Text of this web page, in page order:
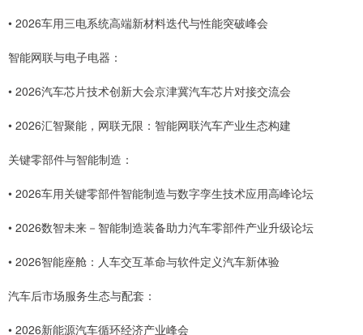
• 2026车用三电系统高端新材料迭代与性能突破峰会
智能网联与电子电器：
• 2026汽车芯片技术创新大会京津冀汽车芯片对接交流会
• 2026汇智聚能，网联无限：智能网联汽车产业生态构建
关键零部件与智能制造：
• 2026车用关键零部件智能制造与数字孪生技术应用高峰论坛
• 2026数智未来－智能制造装备助力汽车零部件产业升级论坛
• 2026智能座舱：人车交互革命与软件定义汽车新体验
汽车后市场服务生态与配套：
• 2026新能源汽车循环经济产业峰会